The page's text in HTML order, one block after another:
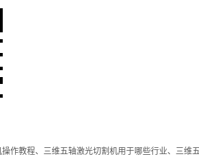
作教程、三维五轴激光切割机用于哪些行业、三维